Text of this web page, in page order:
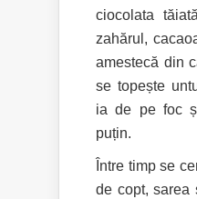
ciocolata
zahărul,
amestecă din
se topește
ia de pe foc
puțin.
Între timp se
de copt, sarea